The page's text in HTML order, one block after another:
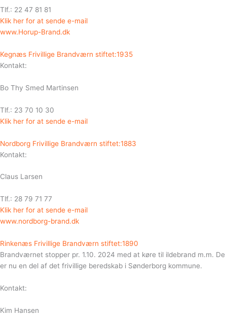
Tlf.: 22 47 81 81
Klik her for at sende e-mail
www.Horup-Brand.dk
Kegnæs Frivillige Brandværn stiftet:1935
Kontakt:
Bo Thy Smed Martinsen
Tlf.: 23 70 10 30
Klik her for at sende e-mail
Nordborg Frivillige Brandværn stiftet:1883
Kontakt:
Claus Larsen
Tlf.: 28 79 71 77
Klik her for at sende e-mail
www.nordborg-brand.dk
Rinkenæs Frivillige Brandværn stiftet:1890
Brandværnet stopper pr. 1.10. 2024 med at køre til ildebrand m.m. De
er nu en del af det frivillige beredskab i Sønderborg kommune.
Kontakt:
Kim Hansen